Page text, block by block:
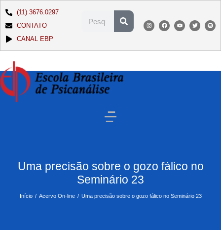
(11) 3676.0297
CONTATO
CANAL EBP
Uma precisão sobre o gozo fálico no
Seminário 23
Você está aqui:
Início Acervo On-line Uma precisão sobre o gozo fálico no Seminário 23